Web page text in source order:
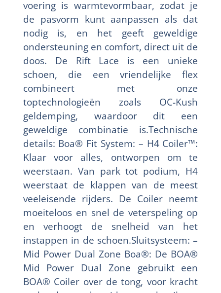
voering is warmtevormbaar, zodat je
de pasvorm kunt aanpassen als dat
nodig is, en het geeft geweldige
ondersteuning en comfort, direct uit de
doos. De Rift Lace is een unieke
schoen, die een vriendelijke flex
combineert met onze
toptechnologieën zoals OC-Kush
geldemping, waardoor dit een
geweldige combinatie is.Technische
details: Boa® Fit System: – H4 Coiler™:
Klaar voor alles, ontworpen om te
weerstaan. Van park tot podium, H4
weerstaat de klappen van de meest
veeleisende rijders. De Coiler neemt
moeiteloos en snel de veterspeling op
en verhoogt de snelheid van het
instappen in de schoen.Sluitsysteem: –
Mid Power Dual Zone Boa®: De BOA®
Mid Power Dual Zone gebruikt een
BOA® Coiler over de tong, voor kracht